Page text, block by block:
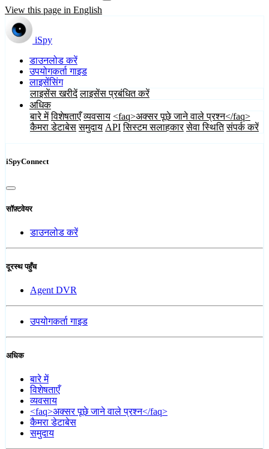
View this page in English
iSpy
डाउनलोड करें
उपयोगकर्ता गाइड
लाइसेंसिंग
लाइसेंस खरीदें लाइसेंस प्रबंधित करें
अधिक
बारे में विशेषताएँ व्यवसाय <faq>अक्सर पूछे जाने वाले प्रश्न</faq>
कैमरा डेटाबेस समुदाय API सिस्टम सलाहकार सेवा स्थिति संपर्क करें
iSpyConnect
सॉफ़्टवेयर
डाउनलोड करें
दूरस्थ पहुँच
Agent DVR
उपयोगकर्ता गाइड
अधिक
बारे में
विशेषताएँ
व्यवसाय
<faq>अक्सर पूछे जाने वाले प्रश्न</faq>
कैमरा डेटाबेस
समुदाय